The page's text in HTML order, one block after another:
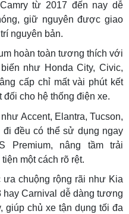
từ 2017 đến nay dễ
giữ nguyên được giao
nguyên bản.
hoàn toàn tương thích với
như Honda City, Civic,
cấp chỉ mất vài phút kết
đối cho hệ thống điện xe.
Accent, Elantra, Tucson,
đều có thể sử dụng ngay
Premium, nâng tầm trải
một cách rõ rệt.
chuộng rộng rãi như Kia
hay Carnival dễ dàng tương
giúp chủ xe tận dụng tối đa